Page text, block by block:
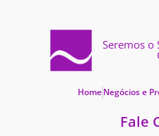
Seremos o
Home Negócios e
Fale